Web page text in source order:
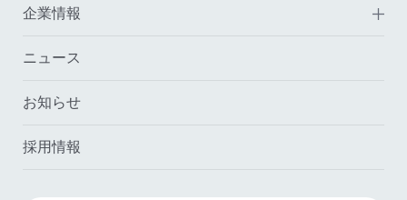
企業情報
ニュース
お知らせ
採用情報